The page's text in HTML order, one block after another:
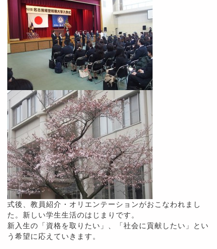
式後、教員紹介・オリエンテーションがおこなわれまし
た。新しい学生生活のはじまりです。
新入生の「資格を取りたい」、「社会に貢献したい」とい
う希望に応えていきます。